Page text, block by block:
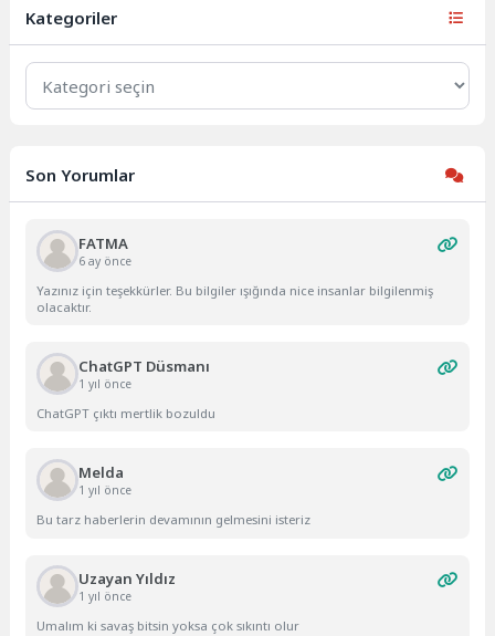
Kategoriler
Kategoriler
Son Yorumlar
FATMA
6 ay önce
Yazınız için teşekkürler. Bu bilgiler ışığında nice insanlar bilgilenmiş
olacaktır.
ChatGPT Düsmanı
1 yıl önce
ChatGPT çıktı mertlik bozuldu
Melda
1 yıl önce
Bu tarz haberlerin devamının gelmesini isteriz
Uzayan Yıldız
1 yıl önce
Umalım ki savaş bitsin yoksa çok sıkıntı olur